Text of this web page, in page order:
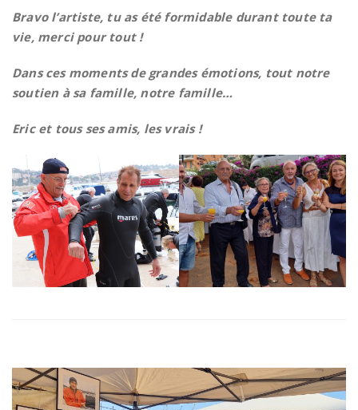
Bravo l’artiste, tu as été formidable durant toute ta
vie, merci pour tout !
Dans ces moments de grandes émotions, tout notre
soutien à sa famille, notre famille…
Eric et tous ses amis, les vrais !